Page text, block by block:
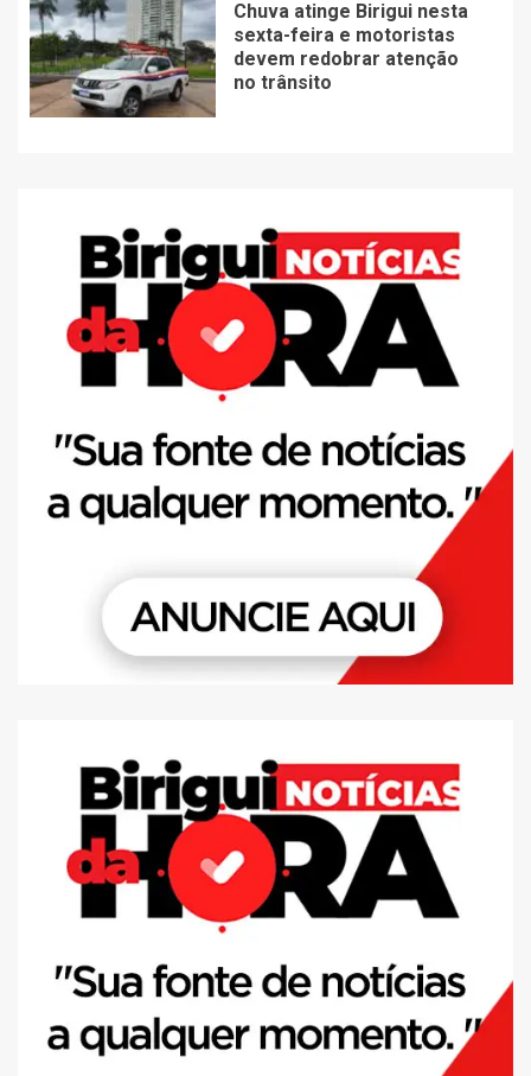
Chuva atinge Birigui nesta
sexta-feira e motoristas
devem redobrar atenção
no trânsito